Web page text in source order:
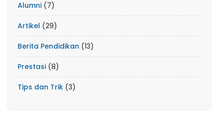
Alumni (7)
Artikel (29)
Berita Pendidikan (13)
Prestasi (8)
Tips dan Trik (3)